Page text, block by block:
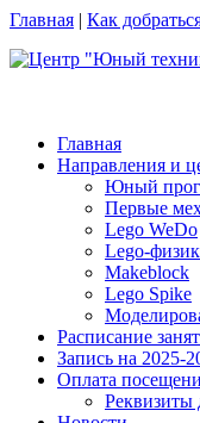
Перейти
содержимому
Главная | Как
Главная
Направления и
Юный
Первые
Lego WeDo
Lego-
Makeblock
Lego Spike
Расписание
Запись на 2025-
Оплата
Реквизиты